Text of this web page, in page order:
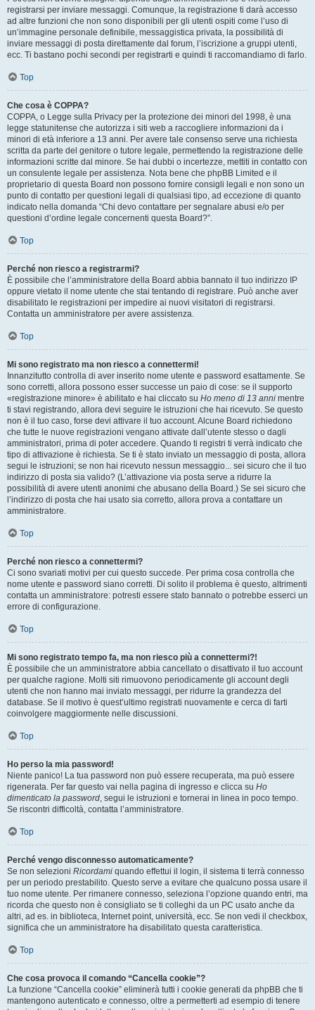
registrarsi per inviare messaggi. Comunque, la registrazione ti darà accesso
ad altre funzioni che non sono disponibili per gli utenti ospiti come l’uso di
un’immagine personale definibile, messaggistica privata, la possibilità di
inviare messaggi di posta direttamente dal forum, l’iscrizione a gruppi utenti,
ecc. Ti bastano pochi secondi per registrarti e quindi ti raccomandiamo di farlo.
Top
Che cosa è COPPA?
COPPA, o Legge sulla Privacy per la protezione dei minori del 1998, è una
legge statunitense che autorizza i siti web a raccogliere informazioni da i
minori di età inferiore a 13 anni. Per avere tale consenso serve una richiesta
scritta da parte del genitore o tutore legale, permettendo la registrazione delle
informazioni scritte dal minore. Se hai dubbi o incertezze, mettiti in contatto con
un consulente legale per assistenza. Nota bene che phpBB Limited e il
proprietario di questa Board non possono fornire consigli legali e non sono un
punto di contatto per questioni legali di qualsiasi tipo, ad eccezione di quanto
indicato nella domanda “Chi devo contattare per segnalare abusi e/o per
questioni d’ordine legale concernenti questa Board?”.
Top
Perché non riesco a registrarmi?
È possibile che l’amministratore della Board abbia bannato il tuo indirizzo IP
oppure vietato il nome utente che stai tentando di registrare. Può anche aver
disabilitato le registrazioni per impedire ai nuovi visitatori di registrarsi.
Contatta un amministratore per avere assistenza.
Top
Mi sono registrato ma non riesco a connettermi!
Innanzitutto controlla di aver inserito nome utente e password esattamente. Se
sono corretti, allora possono esser successe un paio di cose: se il supporto
«registrazione minore» è abilitato e hai cliccato su Ho meno di 13 anni mentre
ti stavi registrando, allora devi seguire le istruzioni che hai ricevuto. Se questo
non è il tuo caso, forse devi attivare il tuo account. Alcune Board richiedono
che tutte le nuove registrazioni vengano attivate dall’utente stesso o dagli
amministratori, prima di poter accedere. Quando ti registri ti verrà indicato che
tipo di attivazione è richiesta. Se ti è stato inviato un messaggio di posta, allora
segui le istruzioni; se non hai ricevuto nessun messaggio... sei sicuro che il tuo
indirizzo di posta sia valido? (L’attivazione via posta serve a ridurre la
possibilità di avere utenti anonimi che abusano della Board.) Se sei sicuro che
l’indirizzo di posta che hai usato sia corretto, allora prova a contattare un
amministratore.
Top
Perché non riesco a connettermi?
Ci sono svariati motivi per cui questo succede. Per prima cosa controlla che
nome utente e password siano corretti. Di solito il problema è questo, altrimenti
contatta un amministratore: potresti essere stato bannato o potrebbe esserci un
errore di configurazione.
Top
Mi sono registrato tempo fa, ma non riesco più a connettermi?!
È possibile che un amministratore abbia cancellato o disattivato il tuo account
per qualche ragione. Molti siti rimuovono periodicamente gli account degli
utenti che non hanno mai inviato messaggi, per ridurre la grandezza del
database. Se il motivo è quest’ultimo registrati nuovamente e cerca di farti
coinvolgere maggiormente nelle discussioni.
Top
Ho perso la mia password!
Niente panico! La tua password non può essere recuperata, ma può essere
rigenerata. Per far questo vai nella pagina di ingresso e clicca su Ho
dimenticato la password, segui le istruzioni e tornerai in linea in poco tempo.
Se riscontri difficoltà, contatta l’amministratore.
Top
Perché vengo disconnesso automaticamente?
Se non selezioni Ricordami quando effettui il login, il sistema ti terrà connesso
per un periodo prestabilito. Questo serve a evitare che qualcuno possa usare il
tuo nome utente. Per rimanere connesso, seleziona l’opzione quando entri, ma
ricorda che questo non è consigliato se ti colleghi da un PC usato anche da
altri, ad es. in biblioteca, Internet point, università, ecc. Se non vedi il checkbox,
significa che un amministratore ha disabilitato questa caratteristica.
Top
Che cosa provoca il comando “Cancella cookie”?
La funzione “Cancella cookie” eliminerà tutti i cookie generati da phpBB che ti
mantengono autenticato e connesso, oltre a permetterti ad esempio di tenere